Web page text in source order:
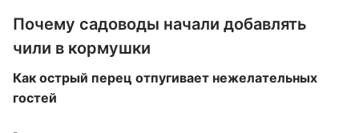
Почему садоводы начали добавлять
чили в кормушки
Как острый перец отпугивает нежелательных
гостей